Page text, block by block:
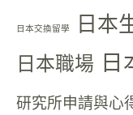
日本交換留學 日本
日本職場 日
研究所申請與心